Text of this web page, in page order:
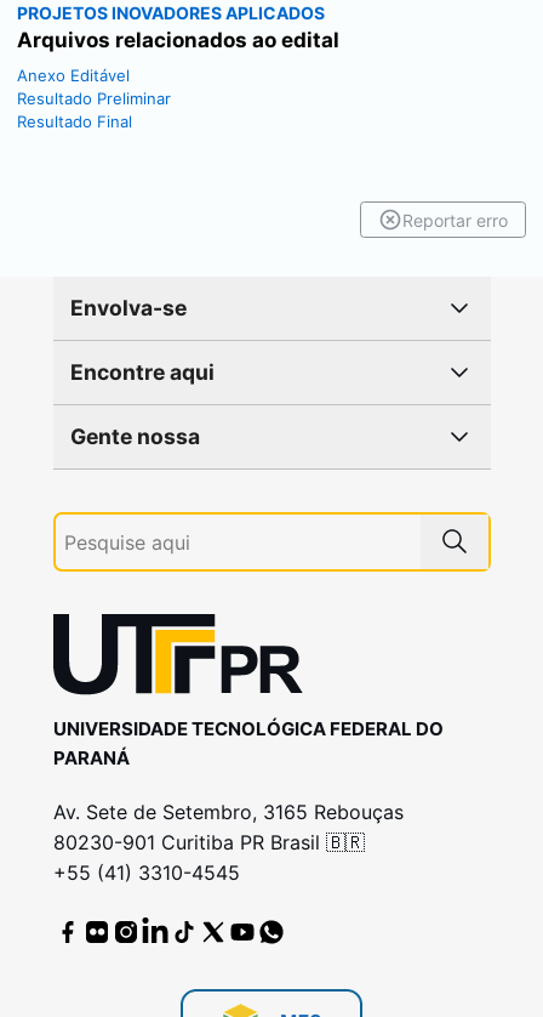
PROJETOS INOVADORES APLICADOS
Arquivos relacionados ao edital
Anexo Editável
Resultado Preliminar
Resultado Final
Reportar erro
Envolva-se
Encontre aqui
Gente nossa
UNIVERSIDADE TECNOLÓGICA FEDERAL DO
PARANÁ
Av. Sete de Setembro, 3165 Rebouças
80230-901 Curitiba PR Brasil 🇧🇷
+55 (41) 3310-4545